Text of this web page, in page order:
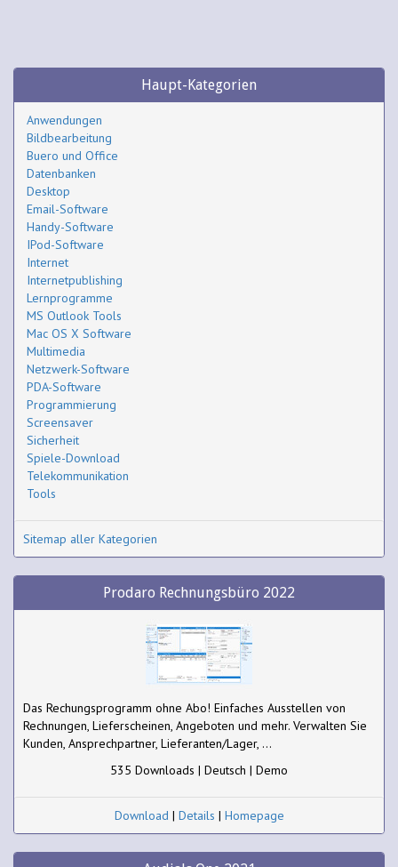
Haupt-Kategorien
Anwendungen
Bildbearbeitung
Buero und Office
Datenbanken
Desktop
Email-Software
Handy-Software
IPod-Software
Internet
Internetpublishing
Lernprogramme
MS Outlook Tools
Mac OS X Software
Multimedia
Netzwerk-Software
PDA-Software
Programmierung
Screensaver
Sicherheit
Spiele-Download
Telekommunikation
Tools
Sitemap aller Kategorien
Prodaro Rechnungsbüro 2022
Das Rechungsprogramm ohne Abo! Einfaches Ausstellen von
Rechnungen, Lieferscheinen, Angeboten und mehr. Verwalten Sie
Kunden, Ansprechpartner, Lieferanten/Lager, ...
535 Downloads | Deutsch | Demo
Download | Details | Homepage